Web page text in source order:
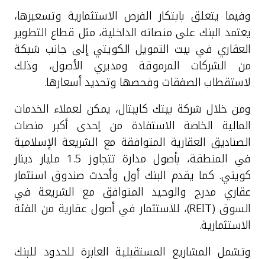
وفيما يتعلق بابتكار الفرص الاستثمارية وتسعيرها،
يعتمد البنك على منصاته الداخلية، مثل قطاع التطوير
العقاري في بيت التمويل الكويتي إلى جانب شبكة
من الشركات المرموقة ومديري الأصول، وذلك
لاستقطاب الصفقات وفحصها وتحديد أسعارها.
ومن خلال شركة بيتك كابيتال، يمكن لعملاء الخدمات
المالية الخاصة الاستفادة من إحدى أكبر منصات
الصناديق العقارية المتوافقة مع الشريعة الإسلامية
في المنطقة، بأصول مدارة تتجاوز 1.5 مليار دينار
كويتي. كما يقدم البنك أول وأحدث صندوق استثمار
عقاري مدرج والوحيد المتوافق مع الشريعة في
السوق (REIT)، للاستثمار في أصول عقارية من الفئة
الاستثمارية.
وتشمل المشاريع المستقبلية العابرة للحدود للبنك